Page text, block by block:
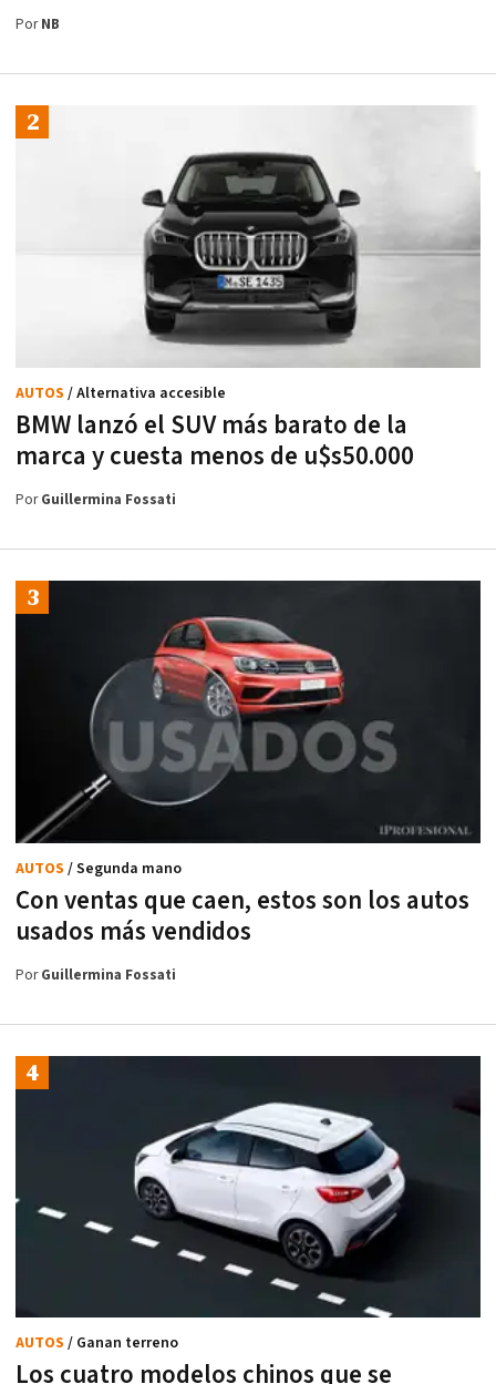
PorNB
BMW lanzó el SUV más barato de la
marca y cuesta menos de u$s50.000
AUTOS / Alternativa accesible
PorGuillermina Fossati
Con ventas que caen, estos son los autos
usados más vendidos
AUTOS / Segunda mano
PorGuillermina Fossati
Los cuatro modelos chinos que se
AUTOS / Ganan terreno